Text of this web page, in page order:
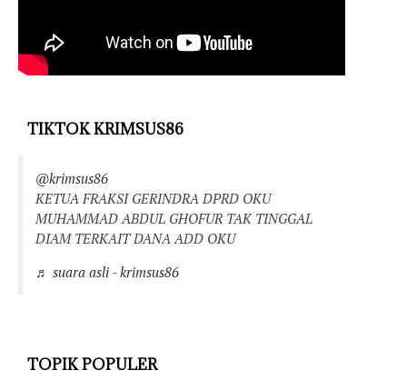
TIKTOK KRIMSUS86
@krimsus86
KETUA FRAKSI GERINDRA DPRD OKU
MUHAMMAD ABDUL GHOFUR TAK TINGGAL
DIAM TERKAIT DANA ADD OKU
♬ suara asli - krimsus86
TOPIK POPULER